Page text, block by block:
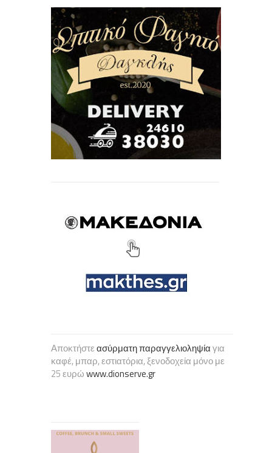
Αποκτήστεασύρματη παραγγελιοληψίαγια
καφέ, μπαρ, εστιατόρια, ξενοδοχεία μόνο με
25 ευρώwww.dionserve.gr